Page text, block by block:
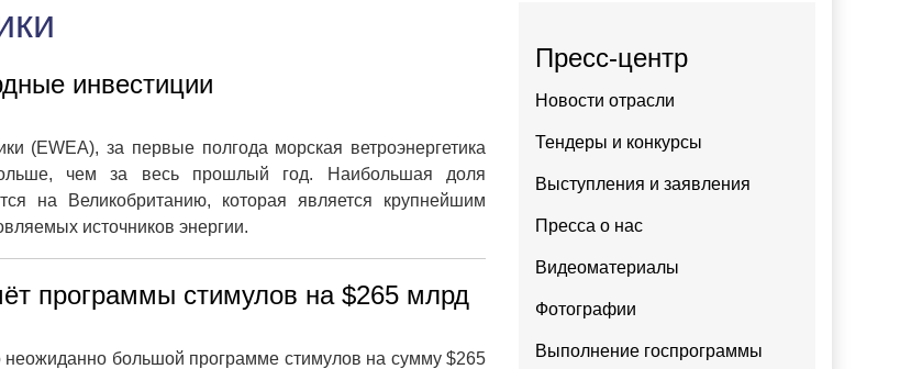
инвестиции
(EWEA), за первые полгода морская ветроэнергетика
чем за весь прошлый год. Наибольшая доля
на Великобританию, которая является крупнейшим
источников энергии.
программы стимулов на $265 млрд
большой программе стимулов на сумму $265
Пресс-центр
Новости отрасли
Тендеры и конкурсы
Выступления и заявления
Пресса о нас
Видеоматериалы
Фотографии
Выполнение госпрограммы